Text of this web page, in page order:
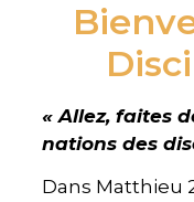
« Allez, faites
nations des
Dans Matthieu